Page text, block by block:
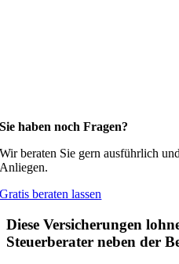
Sie haben noch Fragen?
Wir beraten Sie gern ausführlich
Anliegen.
Gratis beraten lassen
Diese Versicherungen
Steuerberater neben der